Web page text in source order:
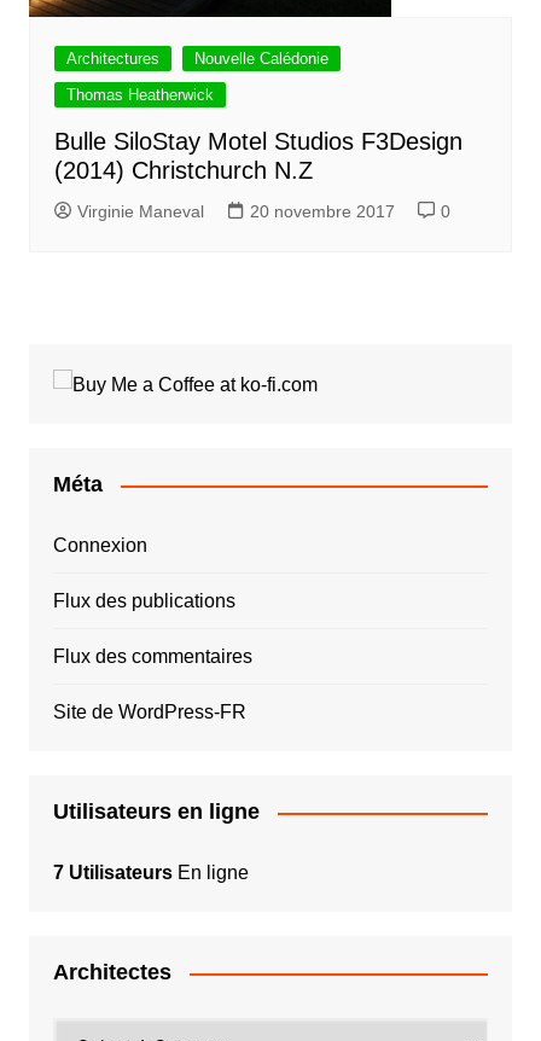
Architectures
Nouvelle Calédonie
Thomas Heatherwick
Bulle SiloStay Motel Studios F3Design
(2014) Christchurch N.Z
Virginie Maneval 20 novembre 2017 0
Méta
Connexion
Flux des publications
Flux des commentaires
Site de WordPress-FR
Utilisateurs en ligne
7 UtilisateursEn ligne
Architectes